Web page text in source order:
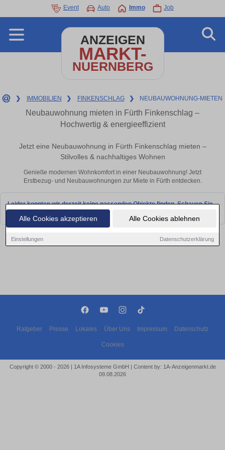
Alle Cookies akzeptieren Alle Cookies ablehnen
Einstellungen Datenschutzerklärung
Event Auto Immo Job
ANZEIGEN
MARKT-
NUERNBERG
❯ IMMOBILIEN ❯ FINKENSCHLAG ❯ NEUBAUWOHNUNG-MIETEN
Neubauwohnung mieten in Fürth Finkenschlag –
Hochwertig & energieeffizient
Jetzt eine Neubauwohnung in Fürth Finkenschlag mieten –
Stilvolles & nachhaltiges Wohnen
Genieße modernen Wohnkomfort in einer Neubauwohnung! Jetzt
Erstbezug- und Neubauwohnungen zur Miete in Fürth entdecken.
Leider konnten wir derzeit keine passenden Objekte finden. Schauen Sie
Ratgeber Presse Lokales Über Uns Impressum Datenschutz
Cookies
Copyright © 2000 - 2026 | 1A Infosysteme GmbH | Content by: 1A-Anzeigenmarkt.de
09.08.2026